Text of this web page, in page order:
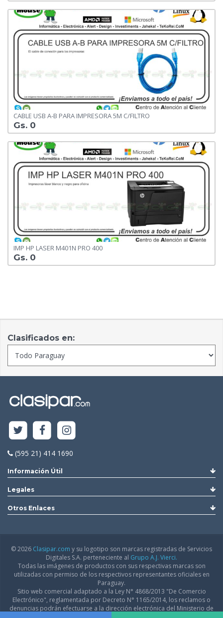
CABLE USB A-B PARA IMPRESORA 5M C/FILTRO
Gs. 0
IMP HP LASER M401N PRO 400
Gs. 0
Clasificados en:
(595 21) 414 1690
Información Útil
Legales
Otros Enlaces
© 2026 Clasipar.com y su logotipo son marcas registradas de Servicios
Digitales S.A. perteneciente al Grupo A.J. Vierci.
Todas las imágenes de productos con sus respectivas marcas son
utilizadas con permiso de los respectivos representantes oficiales en
Paraguay.
Sitio web comercial adaptado a la Ley N° 4868/2013 "De Comercio
Electrónico", reglamentada por Decreto N° 1165/2014, los reclamos o
denuncias podrán efectuarse a la dirección electrónica del Ministerio de